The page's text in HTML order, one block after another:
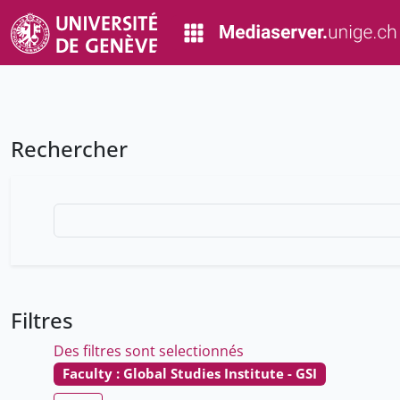
Rechercher
Filtres
Des filtres sont selectionnés
Faculty : Global Studies Institute - GSI